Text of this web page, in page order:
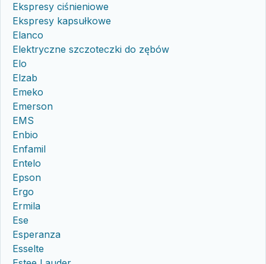
Ekspresy ciśnieniowe
Ekspresy kapsułkowe
Elanco
Elektryczne szczoteczki do zębów
Elo
Elzab
Emeko
Emerson
EMS
Enbio
Enfamil
Entelo
Epson
Ergo
Ermila
Ese
Esperanza
Esselte